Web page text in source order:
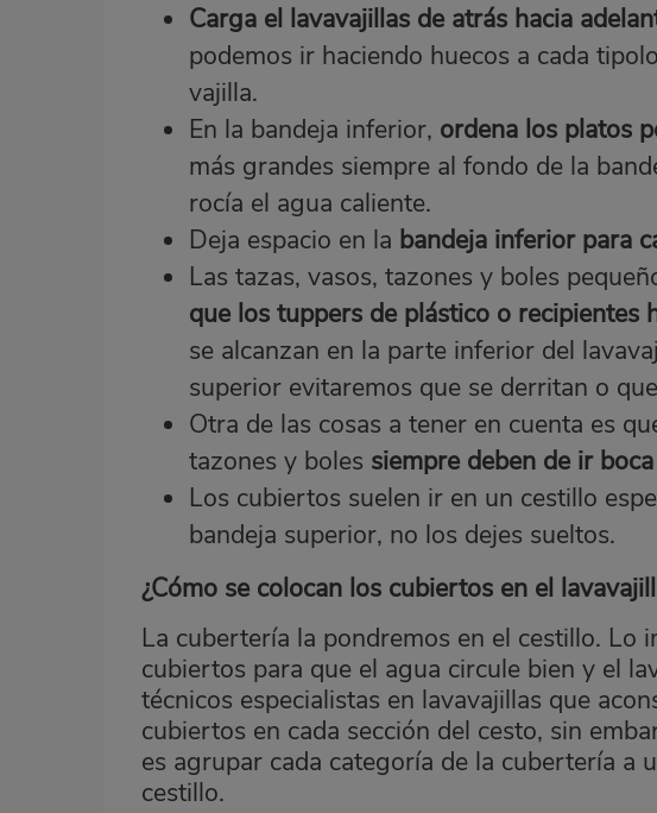
Carga el lavavajillas de atrás hacia
podemos ir haciendo huecos a cada
vajilla.
En la bandeja inferior, ordena los platos
más grandes siempre al fondo de la
rocía el agua caliente.
Deja espacio en la bandeja inferior para
Las tazas, vasos, tazones y boles
que los tuppers de plástico o recipientes
se alcanzan en la parte inferior del
superior evitaremos que se derritan o
Otra de las cosas a tener en cuenta es
tazones y boles siempre deben de ir
Los cubiertos suelen ir en un cestillo
bandeja superior, no los dejes sueltos.
¿Cómo se colocan los cubiertos en el
La cubertería la pondremos en el cestillo. Lo
cubiertos para que el agua circule bien y el
técnicos especialistas en lavavajillas que
cubiertos en cada sección del cesto, sin
es agrupar cada categoría de la cubertería a
cestillo.